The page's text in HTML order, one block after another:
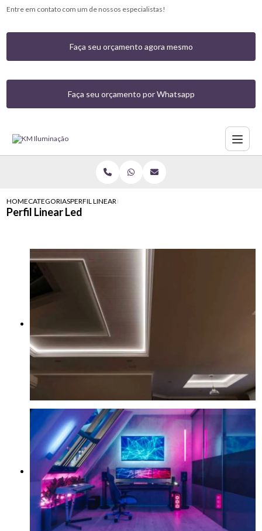
Entre em contato com um de nossos especialistas!
Faça seu orçamento agora mesmo
Faça seu orçamento por Whatsapp
HOMECATEGORIASPERFIL LINEAR LED
Perfil Linear Led